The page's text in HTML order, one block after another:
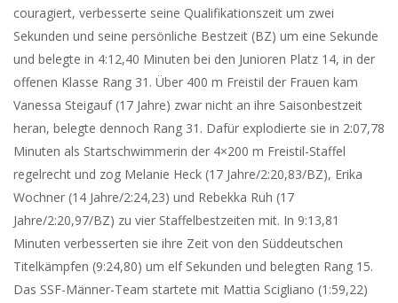
couragiert, verbesserte seine Qualifikationszeit um zwei
Sekunden und seine persönliche Bestzeit (BZ) um eine Sekunde
und belegte in 4:12,40 Minuten bei den Junioren Platz 14, in der
offenen Klasse Rang 31. Über 400 m Freistil der Frauen kam
Vanessa Steigauf (17 Jahre) zwar nicht an ihre Saisonbestzeit
heran, belegte dennoch Rang 31. Dafür explodierte sie in 2:07,78
Minuten als Startschwimmerin der 4×200 m Freistil-Staffel
regelrecht und zog Melanie Heck (17 Jahre/2:20,83/BZ), Erika
Wochner (14 Jahre/2:24,23) und Rebekka Ruh (17
Jahre/2:20,97/BZ) zu vier Staffelbestzeiten mit. In 9:13,81
Minuten verbesserten sie ihre Zeit von den Süddeutschen
Titelkämpfen (9:24,80) um elf Sekunden und belegten Rang 15.
Das SSF-Männer-Team startete mit Mattia Scigliano (1:59,22)